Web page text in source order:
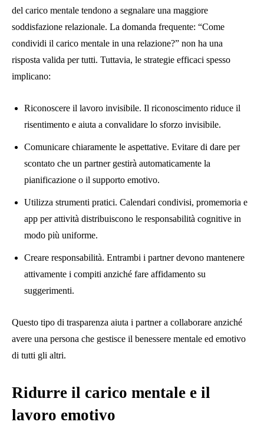
del carico mentale tendono a segnalare una maggiore
soddisfazione relazionale. La domanda frequente: “Come
condividi il carico mentale in una relazione?” non ha una
risposta valida per tutti. Tuttavia, le strategie efficaci spesso
implicano:
Riconoscere il lavoro invisibile. Il riconoscimento riduce il
risentimento e aiuta a convalidare lo sforzo invisibile.
Comunicare chiaramente le aspettative. Evitare di dare per
scontato che un partner gestirà automaticamente la
pianificazione o il supporto emotivo.
Utilizza strumenti pratici. Calendari condivisi, promemoria e
app per attività distribuiscono le responsabilità cognitive in
modo più uniforme.
Creare responsabilità. Entrambi i partner devono mantenere
attivamente i compiti anziché fare affidamento su
suggerimenti.
Questo tipo di trasparenza aiuta i partner a collaborare anziché
avere una persona che gestisce il benessere mentale ed emotivo
di tutti gli altri.
Ridurre il carico mentale e il
lavoro emotivo